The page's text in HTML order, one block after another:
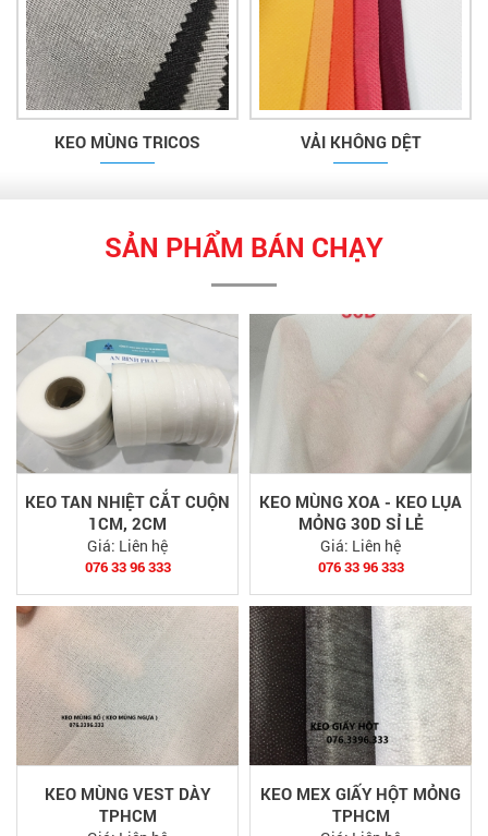
KEO MÙNG TRICOS VẢI KHÔNG DỆT
SẢN PHẨM BÁN CHẠY
KEO TAN NHIỆT CẮT CUỘN
1CM, 2CM
Giá: Liên hệ
076 33 96 333
KEO MÙNG XOA - KEO LỤA
MỎNG 30D SỈ LẺ
Giá: Liên hệ
076 33 96 333
KEO MÙNG VEST DÀY
TPHCM
KEO MEX GIẤY HỘT MỎNG
TPHCM